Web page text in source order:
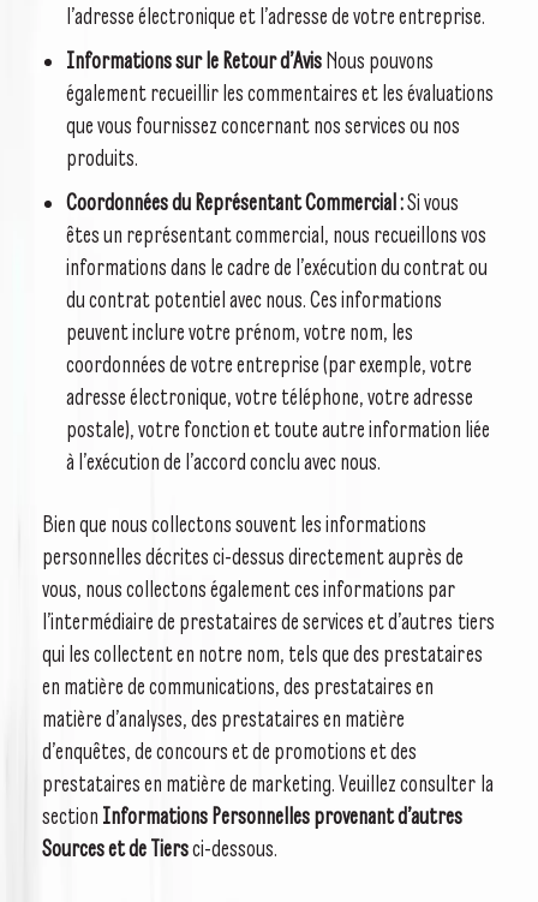
l’adresse électronique et l’adresse de votre entreprise.
Informations sur le Retour d’Avis Nous pouvons
également recueillir les commentaires et les évaluations
que vous fournissez concernant nos services ou nos
produits.
Coordonnées du Représentant Commercial :Si vous
êtes un représentant commercial, nous recueillons vos
informations dans le cadre de l’exécution du contrat ou
du contrat potentiel avec nous. Ces informations
peuvent inclure votre prénom, votre nom, les
coordonnées de votre entreprise (par exemple, votre
adresse électronique, votre téléphone, votre adresse
postale), votre fonction et toute autre information liée
à l’exécution de l’accord conclu avec nous.
Bien que nous collectons souvent les informations
personnelles décrites ci-dessus directement auprès de
vous, nous collectons également ces informations par
l’intermédiaire de prestataires de services et d’autres tiers
qui les collectent en notre nom, tels que des prestataires
en matière de communications, des prestataires en
matière d’analyses, des prestataires en matière
d’enquêtes, de concours et de promotions et des
prestataires en matière de marketing. Veuillez consulter la
section Informations Personnelles provenant d’autres
Sources et de Tiersci-dessous.